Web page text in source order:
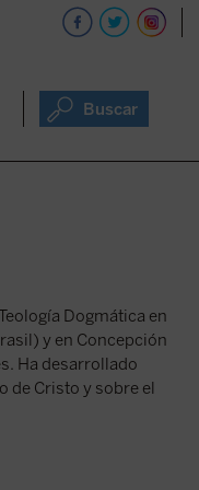
Buscar
Dogmática en
y en Concepción
Ha desarrollado
de Cristo y sobre el